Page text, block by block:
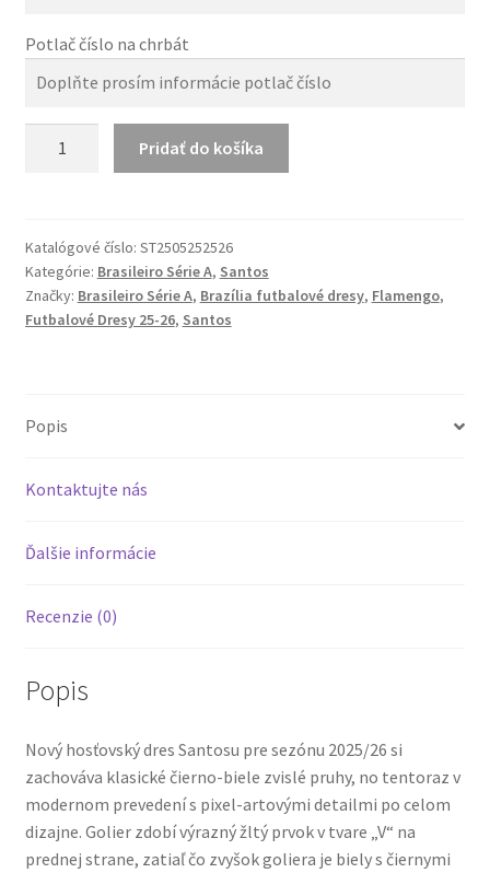
Potlač číslo na chrbát
26
Hosťovský
Dres
Pridať do košíka
Katalógové číslo: ST2505252526
Kategórie: Brasileiro Série A, Santos
Značky: Brasileiro Série A, Brazília futbalové dresy, Flamengo,
Futbalové Dresy 25-26, Santos
Popis
Kontaktujte nás
Ďalšie informácie
Recenzie (0)
Popis
Nový hosťovský dres Santosu pre sezónu 2025/26 si
zachováva klasické čierno-biele zvislé pruhy, no tentoraz v
modernom prevedení s pixel-artovými detailmi po celom
dizajne. Golier zdobí výrazný žltý prvok v tvare „V“ na
prednej strane, zatiaľ čo zvyšok goliera je biely s čiernymi